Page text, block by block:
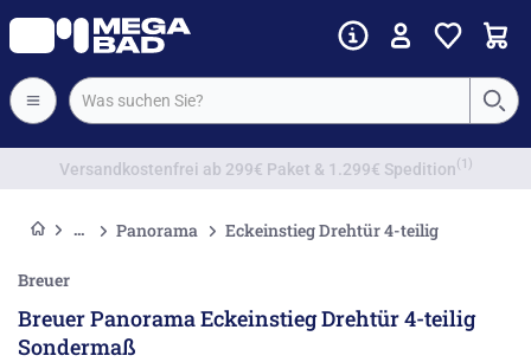
Vorkassenrabatt
Panorama Eckeinstieg Drehtür 4-teilig
Breuer
Breuer Panorama Eckeinstieg Drehtür 4-teilig
Sondermaß